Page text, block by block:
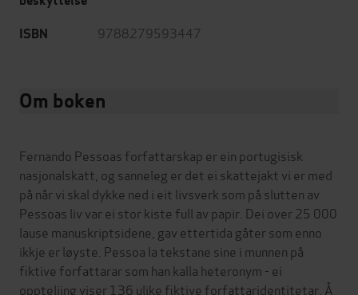
ISBN 9788279593447
Om boken
Fernando Pessoas forfattarskap er ein portugisisk
nasjonalskatt, og sanneleg er det ei skattejakt vi er med
på når vi skal dykke ned i eit livsverk som på slutten av
Pessoas liv var ei stor kiste full av papir. Dei over 25 000
lause manuskriptsidene, gav ettertida gåter som enno
ikkje er løyste. Pessoa la tekstane sine i munnen på
fiktive forfattarar som han kalla heteronym - ei
oppteljing viser 136 ulike fiktive forfattaridentitetar. Å